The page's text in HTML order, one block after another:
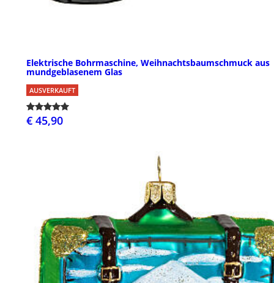
Elektrische Bohrmaschine, Weihnachtsbaumschmuck aus
mundgeblasenem Glas
AUSVERKAUFT
€ 45,90